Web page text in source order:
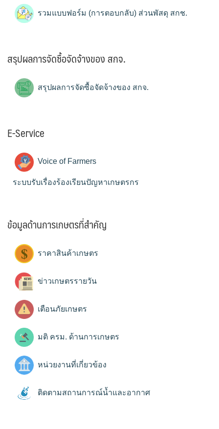
รวมแบบฟอร์ม (การตอบกลับ) ส่วนพัสดุ สกช.
สรุปผลการจัดซื้อจัดจ้างของ สกจ.
สรุปผลการจัดซื้อจัดจ้างของ สกจ.
E-Service
Voice of Farmers
ระบบรับเรื่องร้องเรียนปัญหาเกษตรกร
ข้อมูลด้านการเกษตรที่สำคัญ
ราคาสินค้าเกษตร
ข่าวเกษตรรายวัน
เตือนภัยเกษตร
มติ ครม. ด้านการเกษตร
หน่วยงานที่เกี่ยวข้อง
ติดตามสถานการณ์น้ำและอากาศ